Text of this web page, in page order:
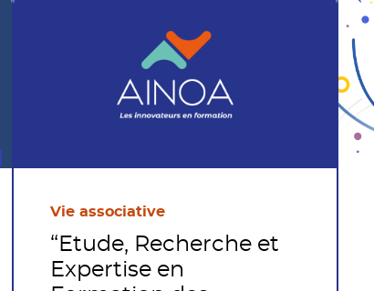
Vie associative
“Etude, Recherche et
Expertise en